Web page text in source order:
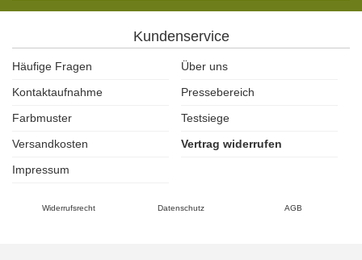
Kundenservice
Häufige Fragen
Über uns
Kontaktaufnahme
Pressebereich
Farbmuster
Testsiege
Versandkosten
Vertrag widerrufen
Impressum
Widerrufsrecht Datenschutz AGB